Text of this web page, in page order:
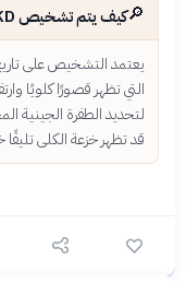
🔎كيف يتم تشخيص ADTKD؟
يعتمد التشخيص على
التي تظهر قصورًا كلويًا
لتحديد الطفرة الجينية
قد تظهر خزعة الكلى تليفًا